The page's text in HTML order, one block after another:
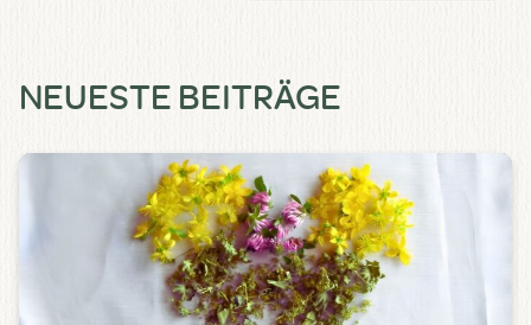
NEUESTE BEITRÄGE